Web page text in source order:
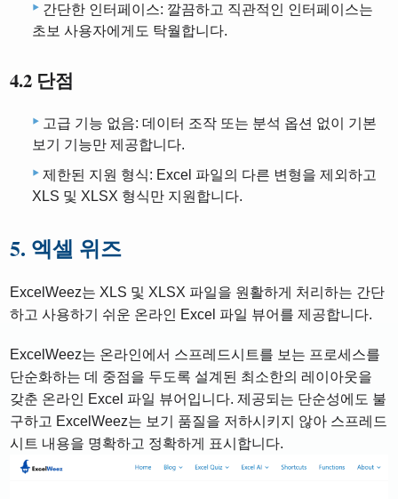
간단한 인터페이스: 깔끔하고 직관적인 인터페이스는
초보 사용자에게도 탁월합니다.
4.2 단점
고급 기능 없음: 데이터 조작 또는 분석 옵션 없이 기본
보기 기능만 제공합니다.
제한된 지원 형식: Excel 파일의 다른 변형을 제외하고
XLS 및 XLSX 형식만 지원합니다.
5. 엑셀 위즈
ExcelWeez는 XLS 및 XLSX 파일을 원활하게 처리하는 간단
하고 사용하기 쉬운 온라인 Excel 파일 뷰어를 제공합니다.
ExcelWeez는 온라인에서 스프레드시트를 보는 프로세스를
단순화하는 데 중점을 두도록 설계된 최소한의 레이아웃을
갖춘 온라인 Excel 파일 뷰어입니다. 제공되는 단순성에도 불
구하고 ExcelWeez는 보기 품질을 저하시키지 않아 스프레드
시트 내용을 명확하고 정확하게 표시합니다.